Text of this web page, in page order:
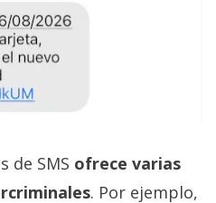
de SMS ofrece varias
. Por ejemplo,